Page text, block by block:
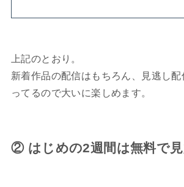
上記のとおり。
新着作品の配信はもちろん、見逃し
ってるので大いに楽しめます。
② はじめの2週間は無料で見